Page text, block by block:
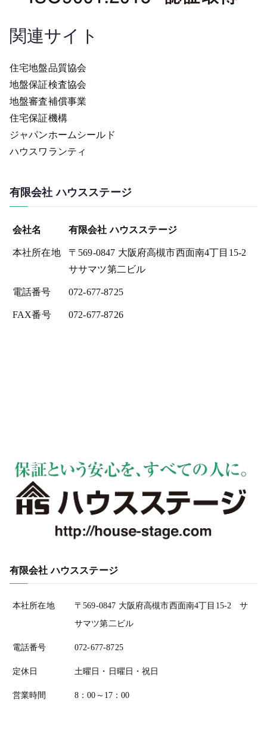
関連サイト
住宅地盤品質協会
地盤保証検査協会
地盤審査補償事業
住宅保証機構
ジャパンホームシールド
ハウスワランティ
有限会社 ハウスステージ
会社名 有限会社 ハウスステージ
本社所在地
〒569-0847 大阪府高槻市西面南4丁目15-2
ササマツ第二ビル
電話番号 072-677-8725
FAX番号 072-677-8726
有限会社 ハウスステージ
本社所在地
〒569-0847 大阪府高槻市西面南4丁目15-2 サ
サマツ第二ビル
電話番号 072-677-8725
定休日 土曜日・日曜日・祝日
営業時間 8：00～17：00